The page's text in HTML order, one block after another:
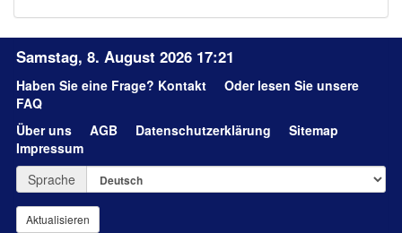
Samstag, 8. August 2026 17:21
Haben Sie eine Frage? Kontakt
Oder lesen Sie unsere
FAQ
Über uns
AGB Datenschutzerklärung
Sitemap
Impressum
Sprache